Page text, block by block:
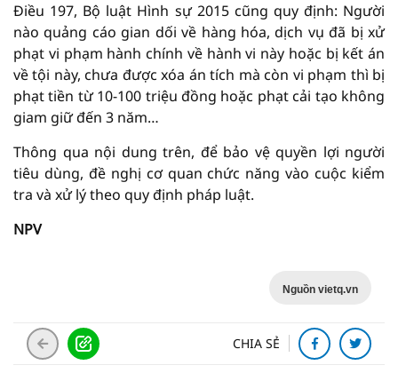
Điều 197, Bộ luật Hình sự 2015 cũng quy định: Người
nào quảng cáo gian dối về hàng hóa, dịch vụ đã bị xử
phạt vi phạm hành chính về hành vi này hoặc bị kết án
về tội này, chưa được xóa án tích mà còn vi phạm thì bị
phạt tiền từ 10-100 triệu đồng hoặc phạt cải tạo không
giam giữ đến 3 năm…
Thông qua nội dung trên, để bảo vệ quyền lợi người
tiêu dùng, đề nghị cơ quan chức năng vào cuộc kiểm
tra và xử lý theo quy định pháp luật.
NPV
Nguồn vietq.vn
CHIA SẺ